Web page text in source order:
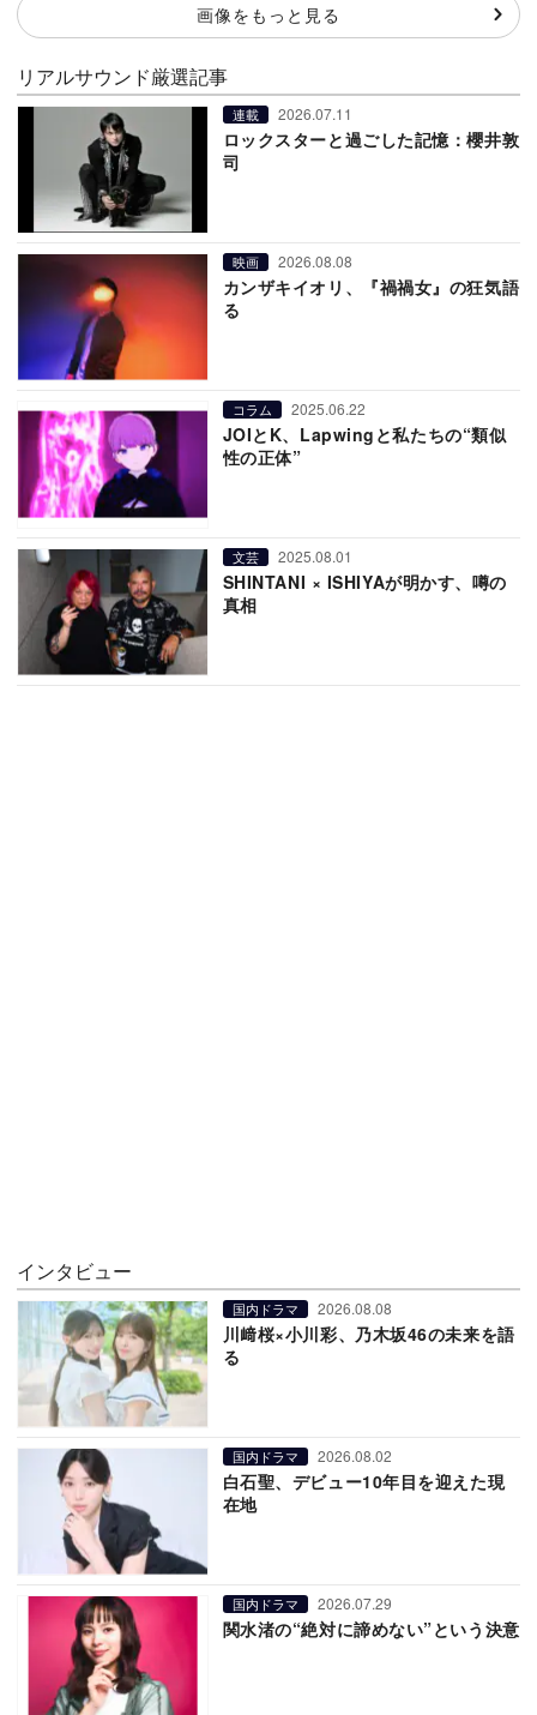
画像をもっと見る
リアルサウンド厳選記事
連載 2026.07.11
ロックスターと過ごした記憶：櫻井敦
司
映画 2026.08.08
カンザキイオリ、『禍禍女』の狂気語
る
コラム 2025.06.22
JOIとK、Lapwingと私たちの“類似
性の正体”
文芸 2025.08.01
SHINTANI × ISHIYAが明かす、噂の
真相
インタビュー
国内ドラマ 2026.08.08
川﨑桜×小川彩、乃木坂46の未来を語
る
国内ドラマ 2026.08.02
白石聖、デビュー10年目を迎えた現
在地
国内ドラマ 2026.07.29
関水渚の“絶対に諦めない”という決意